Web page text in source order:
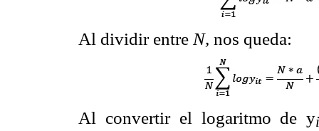
Al dividir entre N, nos queda:
Al convertir el logaritmo de y